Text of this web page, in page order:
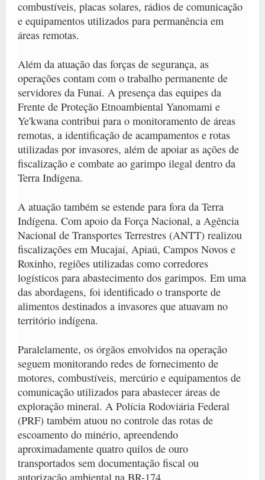
combustíveis, placas solares, rádios de comunicação
e equipamentos utilizados para permanência em
áreas remotas.
Além da atuação das forças de segurança, as
operações contam com o trabalho permanente de
servidores da Funai. A presença das equipes da
Frente de Proteção Etnoambiental Yanomami e
Ye'kwana contribui para o monitoramento de áreas
remotas, a identificação de acampamentos e rotas
utilizadas por invasores, além de apoiar as ações de
fiscalização e combate ao garimpo ilegal dentro da
Terra Indígena.
A atuação também se estende para fora da Terra
Indígena. Com apoio da Força Nacional, a Agência
Nacional de Transportes Terrestres (ANTT) realizou
fiscalizações em Mucajaí, Apiaú, Campos Novos e
Roxinho, regiões utilizadas como corredores
logísticos para abastecimento dos garimpos. Em uma
das abordagens, foi identificado o transporte de
alimentos destinados a invasores que atuavam no
território indígena.
Paralelamente, os órgãos envolvidos na operação
seguem monitorando redes de fornecimento de
motores, combustíveis, mercúrio e equipamentos de
comunicação utilizados para abastecer áreas de
exploração mineral. A Polícia Rodoviária Federal
(PRF) também atuou no controle das rotas de
escoamento do minério, apreendendo
aproximadamente quatro quilos de ouro
transportados sem documentação fiscal ou
autorização ambiental na BR-174.